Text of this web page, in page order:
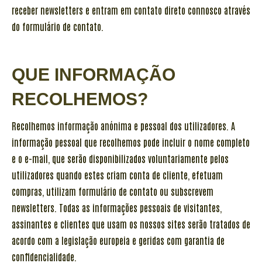
receber newsletters e entram em contato direto connosco através
do formulário de contato.
QUE INFORMAÇÃO
RECOLHEMOS?
Recolhemos informação anónima e pessoal dos utilizadores. A
informação pessoal que recolhemos pode incluir o nome completo
e o e-mail, que serão disponibilizados voluntariamente pelos
utilizadores quando estes criam conta de cliente, efetuam
compras, utilizam formulário de contato ou subscrevem
newsletters. Todas as informações pessoais de visitantes,
assinantes e clientes que usam os nossos sites serão tratados de
acordo com a legislação europeia e geridas com garantia de
confidencialidade.